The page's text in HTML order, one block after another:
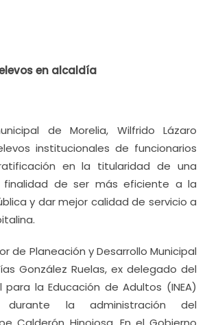
en alcaldía
de Morelia, Wilfrido Lázaro
institucionales de funcionarios
en la titularidad de una
finalidad de ser más eficiente a la
y dar mejor calidad de servicio a
de Planeación y Desarrollo Municipal
González Ruelas, ex delegado del
la Educación de Adultos (INEA)
durante la administración del